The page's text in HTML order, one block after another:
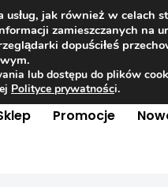
Promocje
jak również w celach
zamieszczanych na
dopuściłeś
lub dostępu do plików
Polityce prywatności.